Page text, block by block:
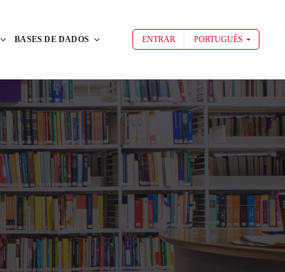
BASES DE DADOS ENTRAR PORTUGUÊS